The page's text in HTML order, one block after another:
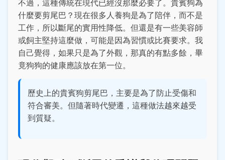
不過，這種傳統在現代已經沒那麼必要了。貴賓狗為
什麼要剪尾巴？現在很多人養狗是為了陪伴，而不是
工作，所以斷尾的實用性降低。但還是有一些美容師
或飼主堅持這麼做，可能是因為習慣或比賽要求。我
自己覺得，如果只是為了外觀，那真的有點多餘，畢
竟狗狗的健康應該放在第一位。
歷史上的貴賓狗剪尾巴，主要是為了防止受傷和
符合審美。但隨著時代變遷，這種做法越來越受
到質疑。